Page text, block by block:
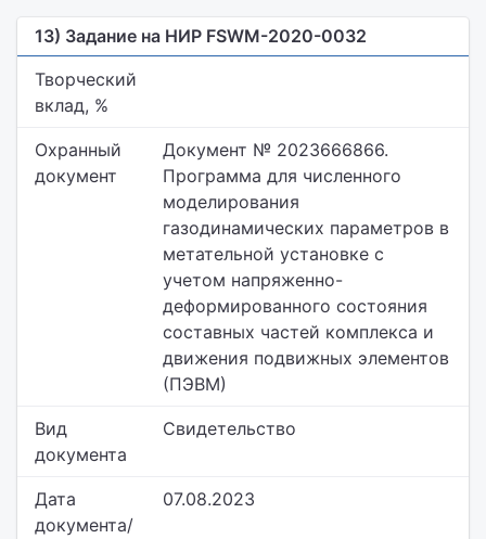
13) Задание на НИР FSWM-2020-0032
Творческий
вклад, %
Охранный
документ
Документ № 2023666866.
Программа для численного
моделирования
газодинамических параметров в
метательной установке с
учетом напряженно-
деформированного состояния
составных частей комплекса и
движения подвижных элементов
(ПЭВМ)
Вид
документа
Свидетельство
Дата
документа/
07.08.2023